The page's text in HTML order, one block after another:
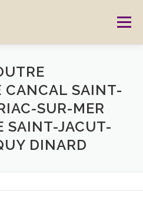
Menu
CARTES CADEAUX
BLOG CONTACT
CANCAL SAINT-
SUR-MER
SAINT-JACUT-
DINARD